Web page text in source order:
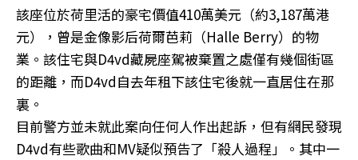
該座位於荷里活的豪宅價值410萬美元（約3,187萬港
元），曾是金像影后荷爾芭莉（Halle Berry）的物
業。該住宅與D4vd藏屍座駕被棄置之處僅有幾個街區
的距離，而D4vd自去年租下該住宅後就一直居住在那
裏。
目前警方並未就此案向任何人作出起訴，但有網民發現
D4vd有些歌曲和MV疑似預告了「殺人過程」。其中一